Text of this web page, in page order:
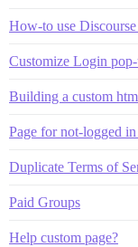
How-to use
Customize Login
Building a custom
Page for not-logged
Duplicate Terms of
Paid Groups
Help custom page?